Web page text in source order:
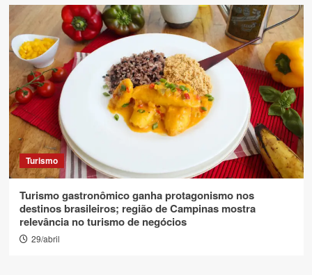
Turismo
Turismo gastronômico ganha protagonismo nos
destinos brasileiros; região de Campinas mostra
relevância no turismo de negócios
29/abril